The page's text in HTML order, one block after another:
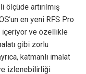
artırılmış
en yeni RFS Pro
ve özellikle
gibi zorlu
katmanlı imalat
izlenebilirliği